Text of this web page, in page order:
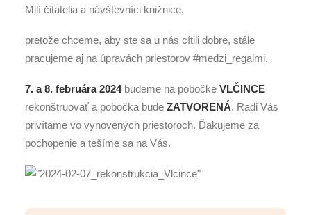
Milí čitatelia a návštevníci knižnice,
pretože chceme, aby ste sa u nás cítili dobre, stále
pracujeme aj na úpravách priestorov #medzi_regalmi.
7. a 8. februára 2024budeme na pobočke VLČINCE
rekonštruovať a pobočka bude ZATVORENÁ. Radi Vás
privítame vo vynovených priestoroch. Ďakujeme za
pochopenie a tešíme sa na Vás.